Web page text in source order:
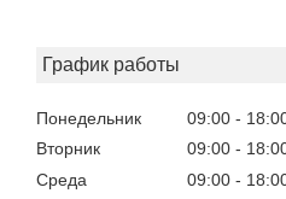
График работы
Понедельник 09:00
Вторник
09:00
Среда
09:00